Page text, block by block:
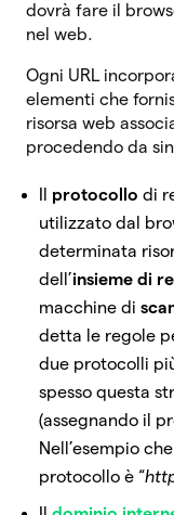
dovrà fare il
nel web.
Ogni URL
elementi che
risorsa web
procedendo da
protocollo di
utilizzato dal
determinata
dell’insieme di
macchine di
detta le regole
due protocolli
spesso questa
(assegnando il
Nell’esempio
protocollo è “